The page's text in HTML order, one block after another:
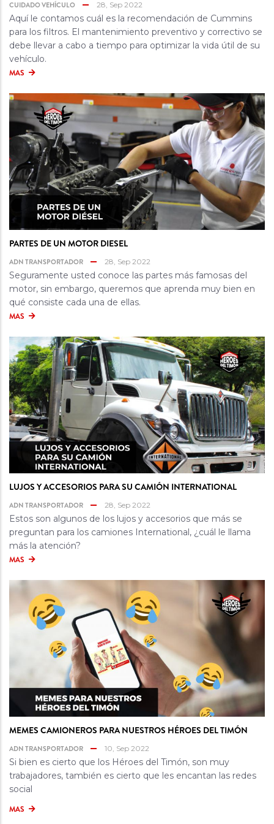
CUIDADO VEHÍCULO 28, Sep 2022
Aquí le contamos cuál es la recomendación de Cummins
para los filtros. El mantenimiento preventivo y correctivo se
debe llevar a cabo a tiempo para optimizar la vida útil de su
vehículo.
MAS
PARTES DE UN MOTOR DIESEL
ADN TRANSPORTADOR 28, Sep 2022
Seguramente usted conoce las partes más famosas del
motor, sin embargo, queremos que aprenda muy bien en
qué consiste cada una de ellas.
MAS
LUJOS Y ACCESORIOS PARA SU CAMIÓN INTERNATIONAL
ADN TRANSPORTADOR 28, Sep 2022
Estos son algunos de los lujos y accesorios que más se
preguntan para los camiones International, ¿cuál le llama
más la atención?
MAS
MEMES CAMIONEROS PARA NUESTROS HÉROES DEL TIMÓN
ADN TRANSPORTADOR 10, Sep 2022
Si bien es cierto que los Héroes del Timón, son muy
trabajadores, también es cierto que les encantan las redes
social
MAS